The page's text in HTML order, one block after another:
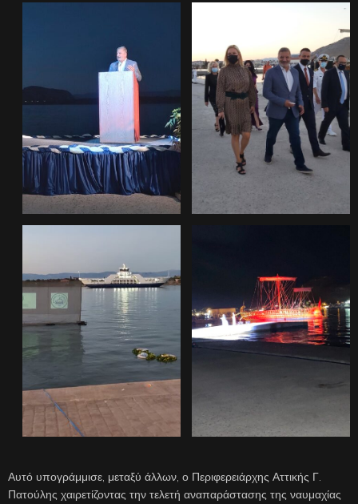
Αυτό υπογράμμισε, μεταξύ άλλων, ο Περιφερειάρχης Αττικής Γ.
Πατούλης χαιρετίζοντας την τελετή αναπαράστασης της ναυμαχίας